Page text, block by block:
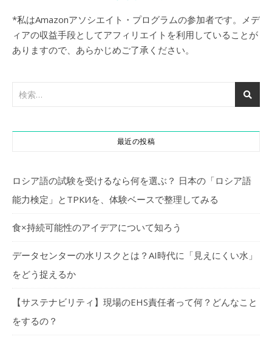
*私はAmazonアソシエイト・プログラムの参加者です。メデ
ィアの収益手段としてアフィリエイトを利用していることが
ありますので、あらかじめご了承ください。
最近の投稿
ロシア語の試験を受けるなら何を選ぶ？ 日本の「ロシア語
能力検定」とТРКИを、体験ベースで整理してみる
食×持続可能性のアイデアについて知ろう
データセンターの水リスクとは？AI時代に「見えにくい水」
をどう捉えるか
【サステナビリティ】現場のEHS責任者って何？どんなこと
をするの？